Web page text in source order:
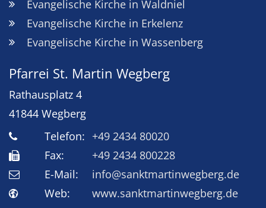
Evangelische Kirche in Waldniel
Evangelische Kirche in Erkelenz
Evangelische Kirche in Wassenberg
Pfarrei St. Martin Wegberg
Rathausplatz 4
41844 Wegberg
Telefon: +49 2434 80020
Fax:
+49 2434 800228
E-Mail:
info@sanktmartinwegberg.de
Web:
www.sanktmartinwegberg.de